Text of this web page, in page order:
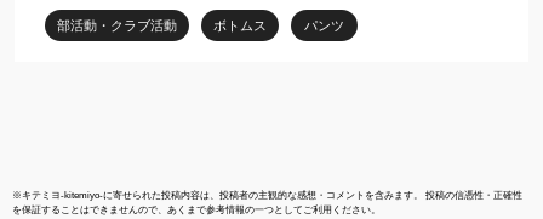
hiphop 薄手 無地
CK375
部活動・クラブ活動 ボトムス パンツ
※キテミヨ-kitemiyo-に寄せられた投稿内容は、投稿者の主観的な感想・コメントを含みます。 投稿の信憑性・正確性
を保証することはできませんので、あくまで参考情報の一つとしてご利用ください。